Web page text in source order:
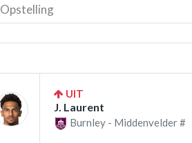
Opstelling
UIT
J. Laurent
Burnley - Middenvelder #